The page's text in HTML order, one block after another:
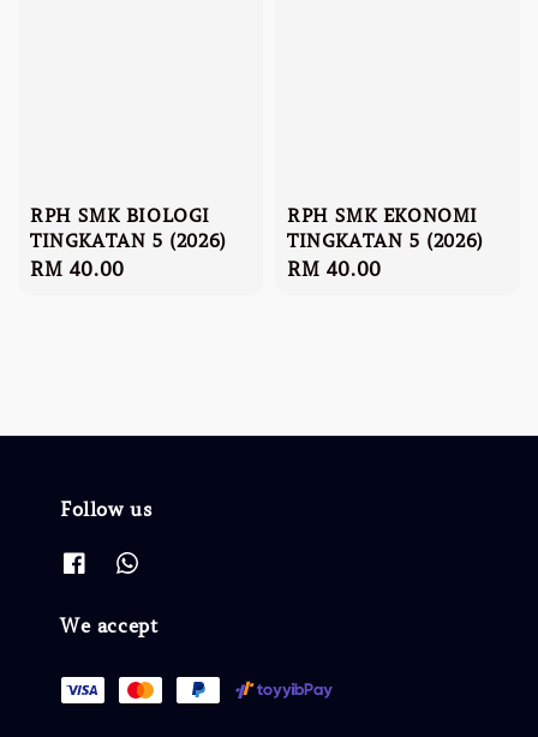
RPH SMK BIOLOGI
TINGKATAN 5 (2026)
Regular
RM 40.00
RPH SMK EKONOMI
TINGKATAN 5 (2026)
Regular
RM 40.00
Follow us
We accept